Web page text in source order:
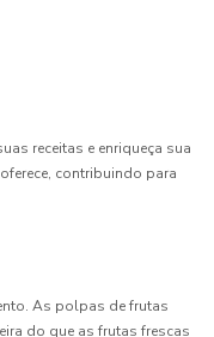
receitas e enriqueça sua
contribuindo para
As polpas de frutas
do que as frutas frescas